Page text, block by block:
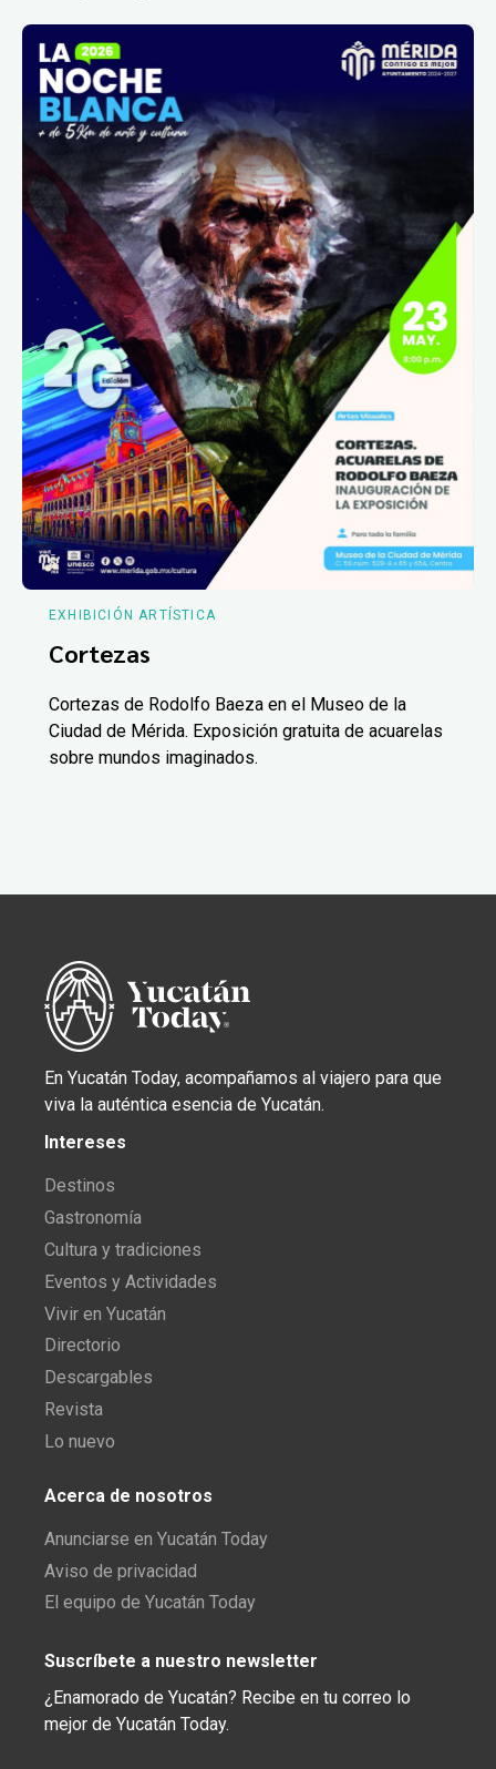
EXHIBICIÓN ARTÍSTICA
Cortezas
Cortezas de Rodolfo Baeza en el Museo de la
Ciudad de Mérida. Exposición gratuita de acuarelas
sobre mundos imaginados.
En Yucatán Today, acompañamos al viajero para que
viva la auténtica esencia de Yucatán.
Intereses
Destinos
Gastronomía
Cultura y tradiciones
Eventos y Actividades
Vivir en Yucatán
Directorio
Descargables
Revista
Lo nuevo
Acerca de nosotros
Anunciarse en Yucatán Today
Aviso de privacidad
El equipo de Yucatán Today
Suscríbete a nuestro newsletter
¿Enamorado de Yucatán? Recibe en tu correo lo
mejor de Yucatán Today.